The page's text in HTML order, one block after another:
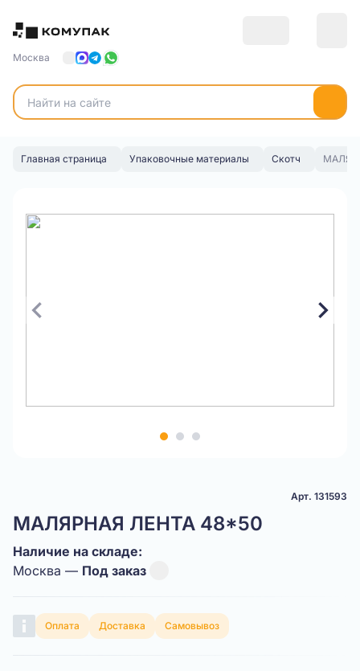
Москва
Главная страница Упаковочные материалы Скотч
Арт. 131593
МАЛЯРНАЯ ЛЕНТА 48*50
Наличие на складе:
Москва — Под заказ
Оплата Доставка Самовывоз